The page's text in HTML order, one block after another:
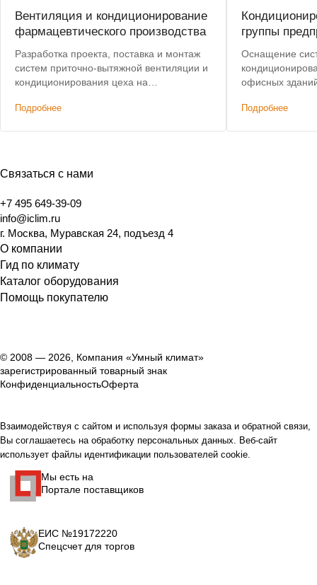
Вентиляция и кондиционирование
фармацевтического производства
Разработка проекта, поставка и монтаж
систем приточно-вытяжной вентиляции и
кондиционирования цеха на
Подробнее
группы
Оснащение
офисных
Подробнее
Связаться с нами
+7 495 649-39-09
info@iclim.ru
г. Москва, Муравская 24, подъезд 4
О компании
Гид по климату
Каталог оборудования
Помощь покупателю
© 2008 — 2026, Компания «Умный климат»
зарегистрированный товарный знак
КонфиденциальностьОферта
Взаимодействуя с сайтом и используя формы заказа и обратной связи,
Вы соглашаетесь на обработку персональных данных. Веб-сайт
использует файлы идентификации пользователей cookie.
Мы есть на
Портале поставщиков
ЕИС №19172220
Спецсчет для торгов